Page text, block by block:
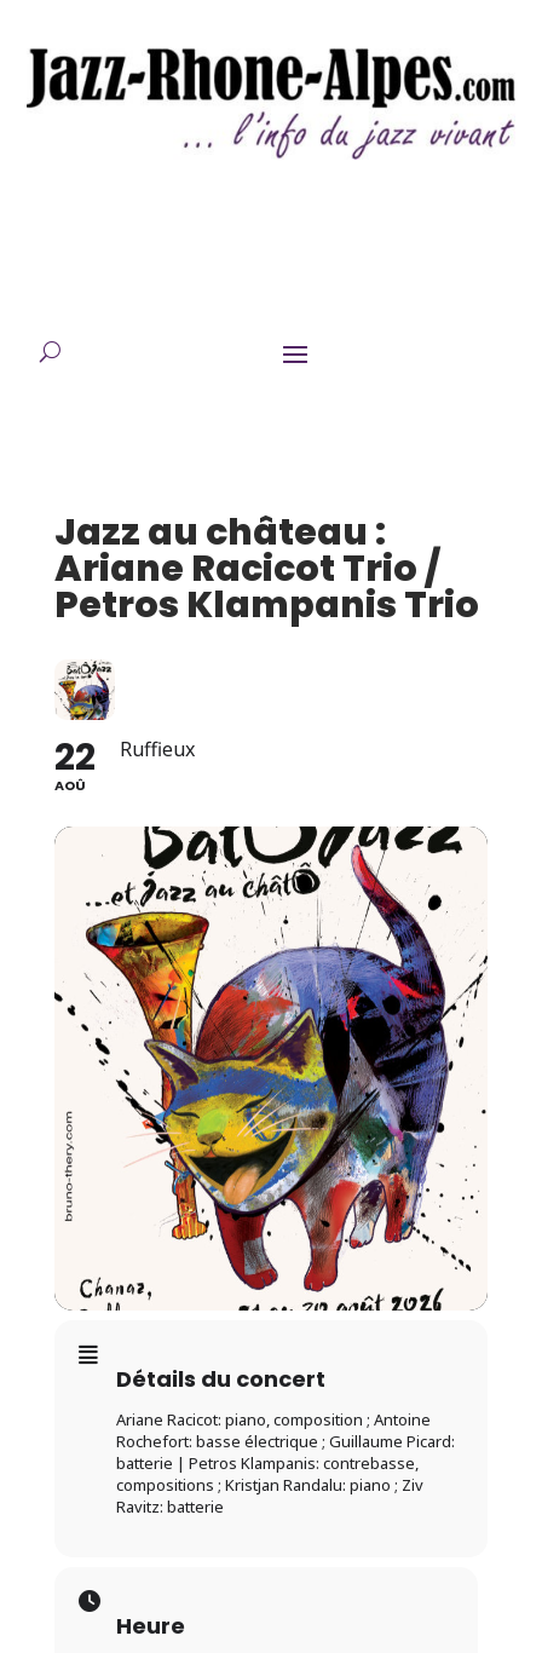
Jazz au château :
Ariane Racicot Trio /
Petros Klampanis Trio
22
AOÛ
Ruffieux
Détails du concert
Ariane Racicot: piano, composition ; Antoine
Rochefort: basse électrique ; Guillaume Picard:
batterie | Petros Klampanis: contrebasse,
compositions ; Kristjan Randalu: piano ; Ziv
Ravitz: batterie
Heure